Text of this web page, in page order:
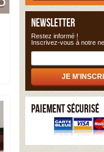
NEWSLETTER
Restez informé !
Inscrivez-vous à notre
PAIEMENT SÉCURISÉ